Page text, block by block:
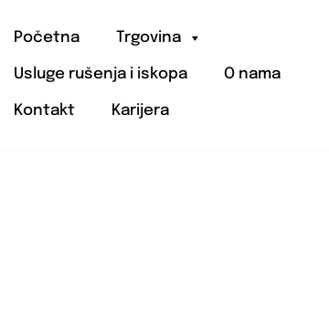
Početna Trgovina
Usluge rušenja i iskopa O nama
Kontakt Karijera